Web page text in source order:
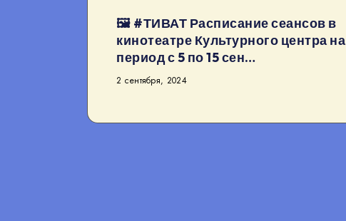
🖼 #ТИВАТ Расписание сеансов в
кинотеатре Культурного центра на
период с 5 по 15 сен…
2 сентября, 2024